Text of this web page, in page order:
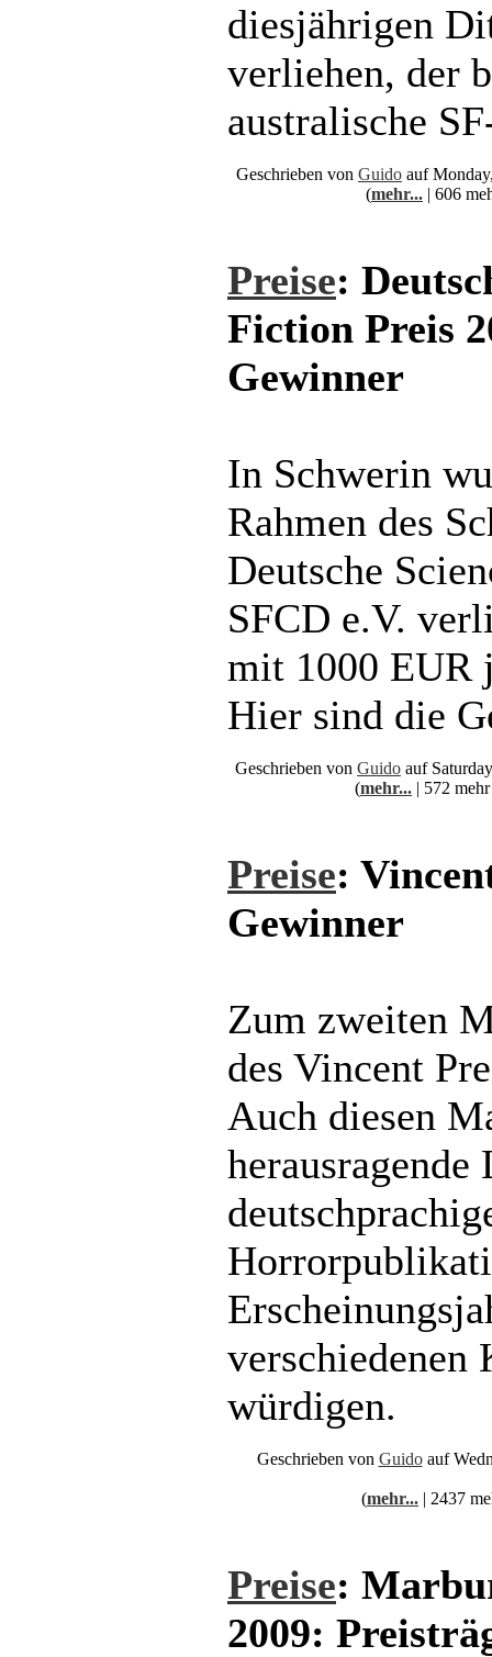
diesjährigen
verliehen, der
australische
Geschrieben von Guido auf
(mehr... | 606
Preise:
Fiction Preis
Gewinner
In Schwerin
Rahmen des
Deutsche
SFCD e.V.
mit 1000 EUR
Hier sind die
Geschrieben von Guido auf
(mehr... | 572
Preise:
Gewinner
Zum zweiten
des Vincent
Auch diesen
verschiedenen
würdigen.
Geschrieben von Guidoauf
(mehr... | 2437
Preise:
2009: